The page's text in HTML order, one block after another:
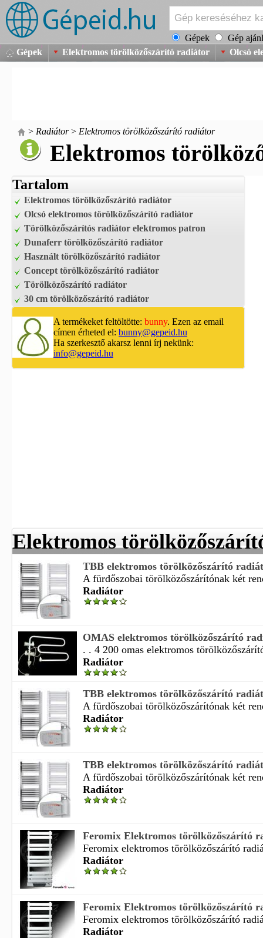
Gépek
Gép
Gépek
Elektromos törölközőszárító radiátor Olcsó
> Radiátor> Elektromos törölközőszárító radiátor
Elektromos
Tartalom
Elektromos törölközőszárító radiátor
Olcsó elektromos törölközőszárító radiátor
Törölközőszárítós radiátor elektromos patron
Dunaferr törölközőszárító radiátor
Használt törölközőszárító radiátor
Concept törölközőszárító radiátor
Törölközőszárító radiátor
30 cm törölközőszárító radiátor
A termékeket feltöltötte: bunny. Ezen az email
címen érheted el: bunny@gepeid.hu
Ha szerkesztő akarsz lenni írj nekünk:
info@gepeid.hu
Elektromos
TBB elektromos törölközőszárító
A fürdőszobai törölközőszárítónak két
Radiátor
OMAS elektromos törölközőszárító
. . 4 200 omas elektromos
Radiátor
TBB elektromos törölközőszárító
A fürdőszobai törölközőszárítónak két
Radiátor
TBB elektromos törölközőszárító
A fürdőszobai törölközőszárítónak két
Radiátor
Feromix Elektromos törölközőszárító
Feromix elektromos törölközőszárító
Radiátor
Feromix Elektromos törölközőszárító
Feromix elektromos törölközőszárító
Radiátor